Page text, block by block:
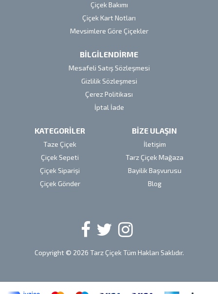
Çiçek Bakımı
Çiçek Kart Notları
Mevsimlere Göre Çiçekler
BİLGİLENDİRME
Mesafeli Satış Sözleşmesi
Gizlilik Sözleşmesi
Çerez Politikası
İptal İade
KATEGORİLER
Taze Çiçek
Çiçek Sepeti
Çiçek Siparişi
Çiçek Gönder
BİZE ULAŞIN
İletişim
Tarz Çiçek Mağaza
Bayilik Başvurusu
Blog
Copyright © 2026 Tarz Çiçek Tüm Hakları Saklıdır.